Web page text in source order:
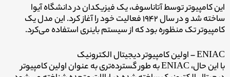
این کامپیوتر توسط آتاناسوف، یک فیزیکدان در دانشگاه آیوا
ساخته شد و در سال ۱۹۴۲ فعالیت خود را آغاز کرد. این مدل یک
کامپیوتر تک منظوره بود که از سیستم باینری استفاده می‌کرد.
ENIAC – اولین کامپیوتر دیجیتال الکترونیک
با این حال، ENIAC به طور گسترده‌تری به عنوان اولین کامپیوتر